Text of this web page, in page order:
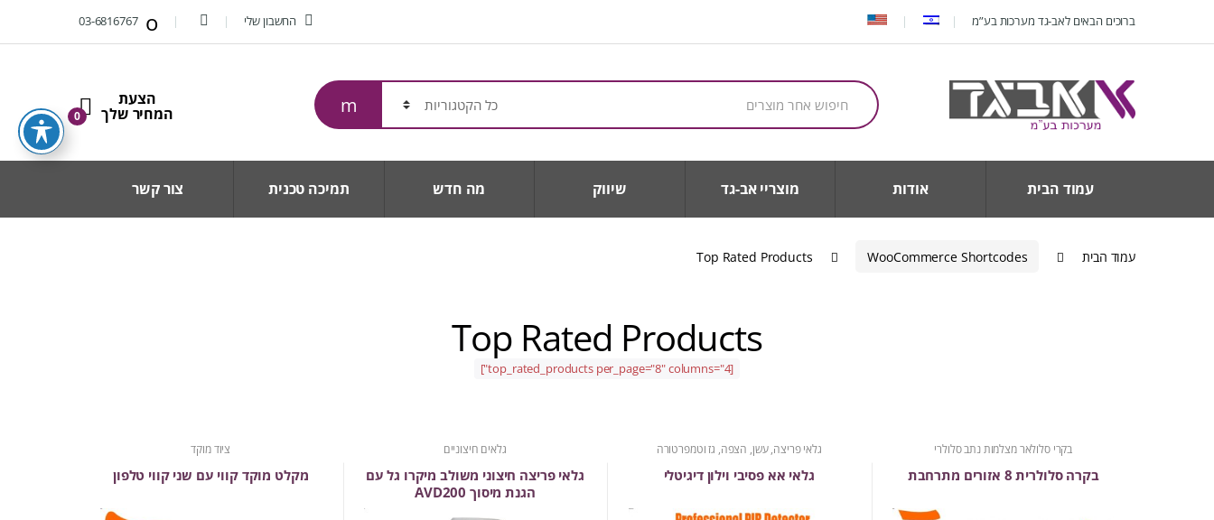
ברוכים הבאים לאב-גד מערכות בע”מ החשבון שלי 03-6816767
חיפוש
עבור:
0
עמוד הבית אודות מוצריי אב-גד שיווק מה חדש תמיכה טכנית צור קשר
עמוד הבית WooCommerce Shortcodes
Top Rated Products
Top Rated Products
[top_rated_products per_page="8" columns="4"]
בקרי סלולאר מצלמות נתב סלולרי
בקרה סלולרית 8 אזורים מתרחבת
גלאי פריצה, עשן, הצפה, גז וטמפרטורה
גלאי אא פסיבי וילון דיגיטלי
גלאים חיצוניים
גלאי פריצה חיצוני משולב מיקרו גל עם
הגנת מיסוך AVD200
ציוד מוקד
מקלט מוקד קווי עם שני קווי טלפון